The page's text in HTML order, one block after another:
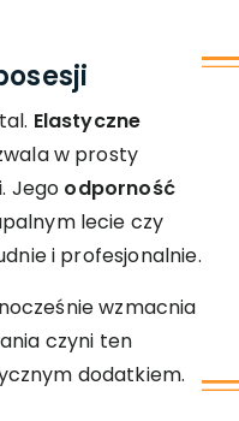
Elastyczne
w prosty
Jego odporność
lecie czy
i profesjonalnie.
wzmacnia
czyni ten
dodatkiem.